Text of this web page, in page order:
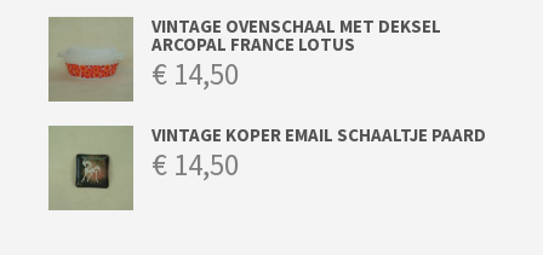
VINTAGE OVENSCHAAL MET DEKSEL
ARCOPAL FRANCE LOTUS
€ 14,50
VINTAGE KOPER EMAIL SCHAALTJE PAARD
€ 14,50